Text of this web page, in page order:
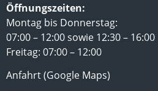
Öffnungszeiten:
Montag bis Donnerstag:
07:00 – 12:00 sowie 12:30 – 16:00
Freitag: 07:00 – 12:00
Anfahrt (Google Maps)